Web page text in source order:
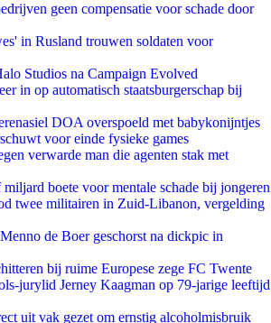
geen compensatie voor schade door
in Rusland trouwen soldaten voor
Studios na Campaign Evolved
in op automatisch staatsburgerschap bij
DOA overspoeld met babykonijntjes
voor einde fysieke games
verwarde man die agenten stak met
boete voor mentale schade bij jongeren
twee militairen in Zuid-Libanon, vergelding
de Boer geschorst na dickpic in
bij ruime Europese zege FC Twente
jurylid Jerney Kaagman op 79-jarige leeftijd
uit vak gezet om ernstig alcoholmisbruik